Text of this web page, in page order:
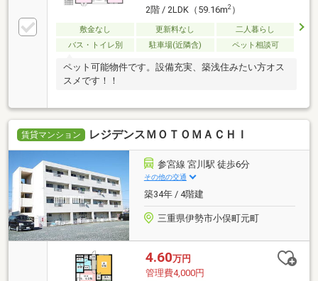
2階 / 2LDK（59.16m2）
敷金なし 更新料なし
二人暮らし
バス・トイレ別
駐車場(近隣含) ペット相談可
ペット可能物件です。設備充実、築浅住みたい方オス
スメです！！
賃貸マンション レジデンスＭＯＴＯＭＡＣＨＩ
参宮線 宮川駅 徒歩6分
その他の交通
築34年 / 4階建
三重県伊勢市小俣町元町
4.60万円
管理費4,000円